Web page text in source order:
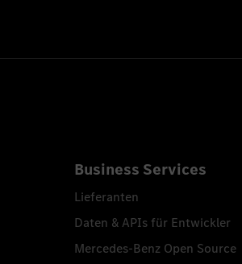
Business Services
Lieferanten
Daten & APIs für Entwickler
Mercedes-Benz Open Source